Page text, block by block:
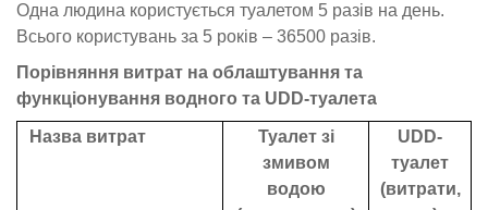
Одна людина користується туалетом 5 разів на день.
Всього користувань за 5 років – 36500 разів.
Порівняння витрат на облаштування та
функціонування водного та UDD-туалета
Назва витрат
Туалет зі
змивом
водою
UDD-
туалет
(витрати,